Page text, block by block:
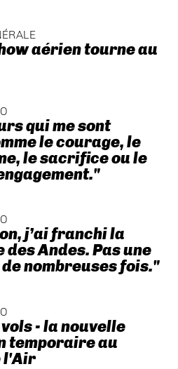
aérien tourne au
qui me sont
le courage, le
le sacrifice ou le
j’ai franchi la
Andes. Pas une
nombreuses fois."
- la nouvelle
temporaire au
l'Air